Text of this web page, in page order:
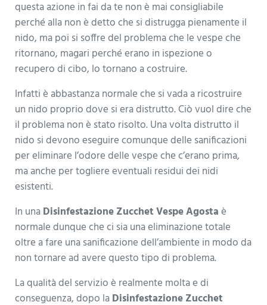
questa azione in fai da te non è mai consigliabile
perché alla non è detto che si distrugga pienamente il
nido, ma poi si soffre del problema che le vespe che
ritornano, magari perché erano in ispezione o
recupero di cibo, lo tornano a costruire.
Infatti è abbastanza normale che si vada a ricostruire
un nido proprio dove si era distrutto. Ciò vuol dire che
il problema non è stato risolto. Una volta distrutto il
nido si devono eseguire comunque delle sanificazioni
per eliminare l’odore delle vespe che c’erano prima,
ma anche per togliere eventuali residui dei nidi
esistenti.
In unaDisinfestazione Zucchet Vespe Agostaè
normale dunque che ci sia una eliminazione totale
oltre a fare una sanificazione dell’ambiente in modo da
non tornare ad avere questo tipo di problema.
La qualità del servizio è realmente molta e di
conseguenza, dopo laDisinfestazione Zucchet